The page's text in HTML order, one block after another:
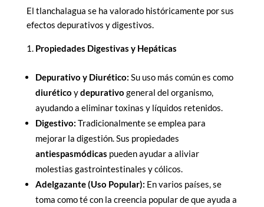
El tlanchalagua se ha valorado históricamente por sus
efectos depurativos y digestivos.
Propiedades Digestivas y Hepáticas
Depurativo y Diurético: Su uso más común es como
diurético ydepurativo general del organismo,
ayudando a eliminar toxinas y líquidos retenidos.
Digestivo: Tradicionalmente se emplea para
mejorar la digestión. Sus propiedades
antiespasmódicas pueden ayudar a aliviar
molestias gastrointestinales y cólicos.
Adelgazante (Uso Popular): En varios países, se
toma como té con la creencia popular de que ayuda a